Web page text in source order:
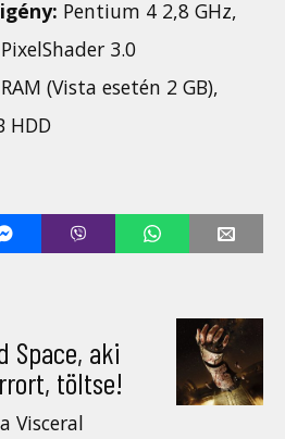
Pentium 4 2,8 GHz,
3.0
(Vista esetén 2 GB),
HDD
Space, aki
töltse!
Visceral